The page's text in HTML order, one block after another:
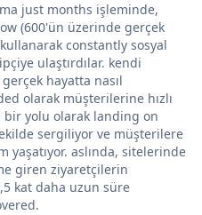
just months işleminde,
(600'ün üzerinde gerçek
constantly sosyal
ulaştırdılar. kendi
hayatta nasıl
olarak müşterilerine hızlı
yolu olarak landing on
sergiliyor ve müşterilere
aslında, sitelerinde
giren ziyaretçilerin
kat daha uzun süre